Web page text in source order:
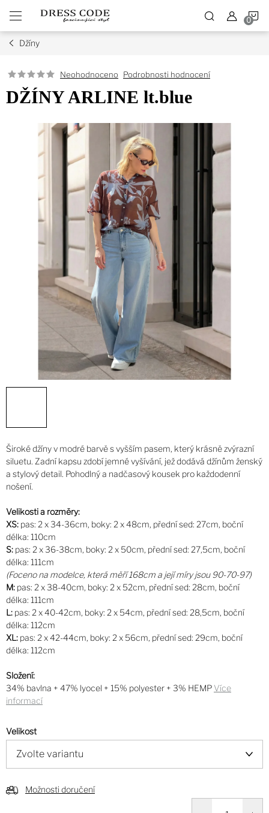
obsah
Džíny
Neohodnoceno Podrobnosti hodnocení
DŽÍNY ARLINE lt.blue
Široké džíny v modré barvě s vyšším pasem, který krásně zvýrazní
siluetu. Zadní kapsu zdobí jemné vyšívání, jež dodává džínům ženský
a stylový detail. Pohodlný a nadčasový kousek pro každodenní
nošení.
Velikosti a rozměry:
XS: pas: 2 x 34-36cm, boky: 2 x 48cm, přední sed: 27cm, boční
délka: 110cm
S: pas: 2 x 36-38cm, boky: 2 x 50cm, přední sed: 27,5cm, boční
délka: 111cm
(Foceno na modelce, která měří 168cm a její míry jsou 90-70-97)
M: pas: 2 x 38-40cm, boky: 2 x 52cm, přední sed: 28cm, boční
délka: 111cm
L: pas: 2 x 40-42cm, boky: 2 x 54cm, přední sed: 28,5cm, boční
délka: 112cm
XL: pas: 2 x 42-44cm, boky: 2 x 56cm, přední sed: 29cm, boční
délka: 112cm
Složení:
34% bavlna + 47% lyocel + 15% polyester + 3% HEMP Více
informací
Velikost
Možnosti doručení